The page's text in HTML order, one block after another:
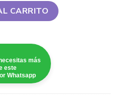
cantidad
CARRITO
más
este
Whatsapp